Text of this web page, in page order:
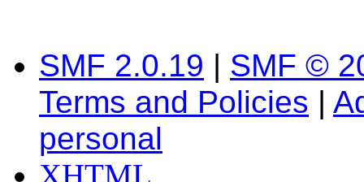
SMF 2.0.19 | SMF ©
Terms and Policies |
personal